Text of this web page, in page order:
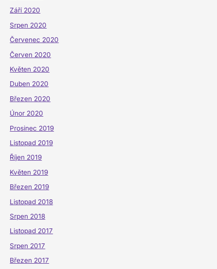
Září 2020
Srpen 2020
Červenec 2020
Červen 2020
Květen 2020
Duben 2020
Březen 2020
Únor 2020
Prosinec 2019
Listopad 2019
Říjen 2019
Květen 2019
Březen 2019
Listopad 2018
Srpen 2018
Listopad 2017
Srpen 2017
Březen 2017